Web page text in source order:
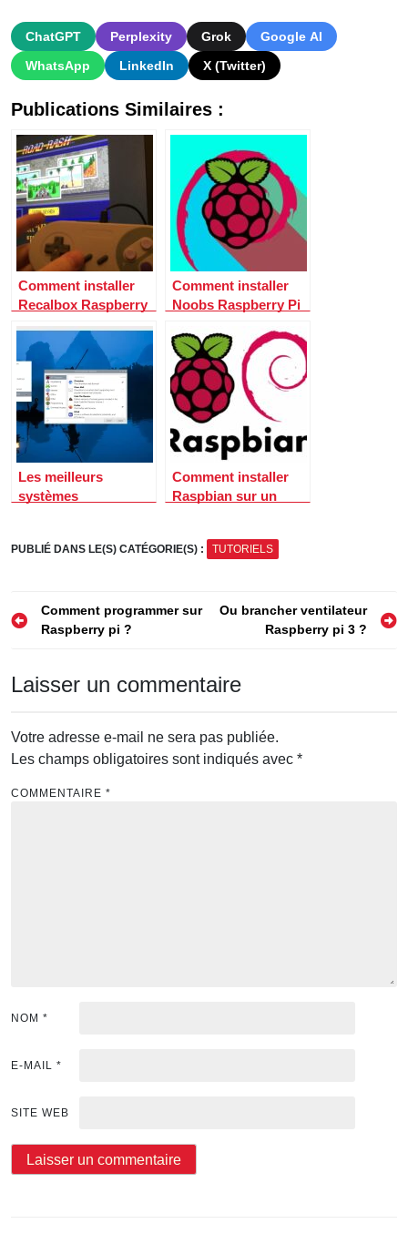
ChatGPT Perplexity Grok
Google AI
WhatsApp
LinkedIn X (Twitter)
Publications Similaires :
Comment installer
Recalbox Raspberry
Comment installer
Noobs Raspberry Pi
Les meilleurs
systèmes
Comment installer
Raspbian sur un
PUBLIÉ DANS LE(S) CATÉGORIE(S) : TUTORIELS
Navigation
Comment programmer sur
Raspberry pi ?
Ou brancher ventilateur
Raspberry pi 3 ?
Laisser un commentaire
Votre adresse e-mail ne sera pas publiée.
Les champs obligatoires sont indiqués avec *
COMMENTAIRE *
NOM *
E-MAIL *
SITE WEB